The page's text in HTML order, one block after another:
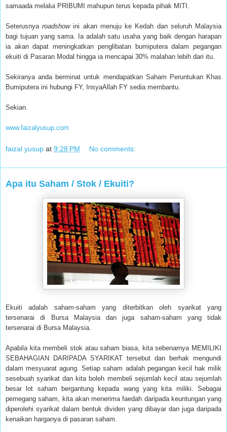
samaada melalui PRIBUMI mahupun terus kepada pihak MITI.
Seterusnyaroadshowini akan menuju ke Kedah dan seluruh Malaysia
bagi tujuan yang sama. Ia adalah satu usaha yang baik dengan harapan
ia akan dapat meningkatkan penglibatan bumiputera dalam pegangan
ekuiti di Pasaran Modal hingga ia mencapai 30% malahan lebih dari itu.
Sekiranya anda berminat untuk mendapatkan Saham Peruntukan Khas
Bumiputera ini hubungi FY, InsyaAllah FY sedia membantu.
Sekian.
www.faizalyusup.com
faizal yusup at 9:28 PM No comments:
Apa itu Saham / Stok / Ekuiti?
Ekuiti adalah saham-saham yang diterbitkan oleh syarikat yang
tersenarai di Bursa Malaysia dan juga saham-saham yang tidak
tersenarai di Bursa Malaysia.
Apabila kita membeli stok atau saham biasa, kita sebenarnya MEMILIKI
SEBAHAGIAN DARIPADA SYARIKAT tersebut dan berhak mengundi
dalam mesyuarat agung. Setiap saham adalah pegangan kecil hak milik
sesebuah syarikat dan kita boleh membeli sejumlah kecil atau sejumlah
besar lot saham bergantung kepada wang yang kita miliki. Sebagai
pemegang saham, kita akan menerima faedah daripada keuntungan yang
diperolehi syarikat dalam bentuk dividen yang dibayar dan juga daripada
kenaikan harganya di pasaran saham.